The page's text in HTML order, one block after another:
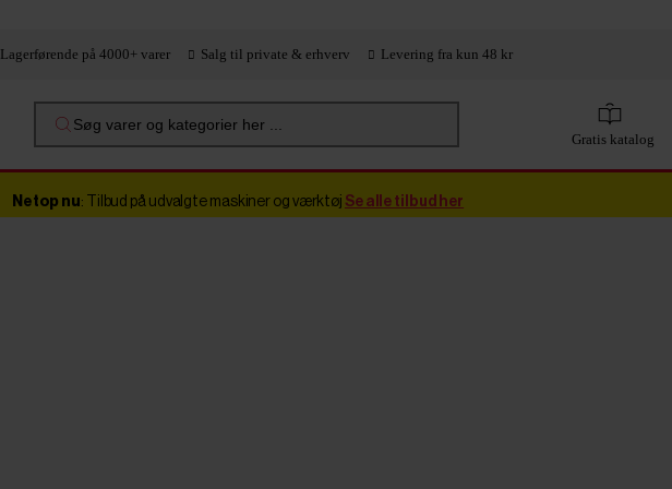
Lagerførende på 4000+ varer Salg til private & erhverv Levering fra kun 48 kr
Søg varer og kategorier her ...
Gratis katalog
Netop nu: Tilbud på udvalgte maskiner og værktøj Se alle tilbud her